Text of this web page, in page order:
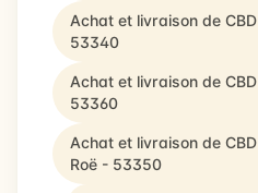
Achat et livraison de
53340
Achat et livraison de
53360
Achat et livraison de
Roë - 53350